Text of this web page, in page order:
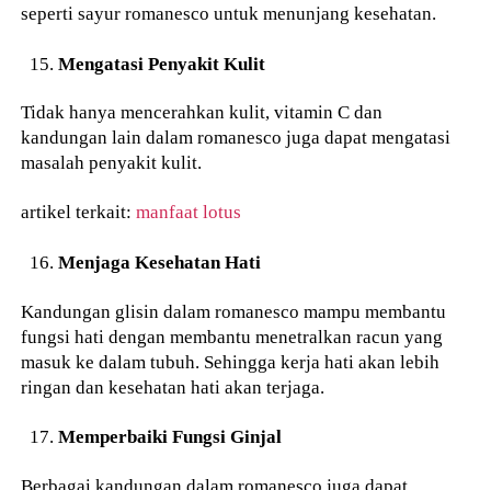
seperti sayur romanesco untuk menunjang kesehatan.
Mengatasi Penyakit Kulit
Tidak hanya mencerahkan kulit, vitamin C dan
kandungan lain dalam romanesco juga dapat mengatasi
masalah penyakit kulit.
artikel terkait:manfaat lotus
Menjaga Kesehatan Hati
Kandungan glisin dalam romanesco mampu membantu
fungsi hati dengan membantu menetralkan racun yang
masuk ke dalam tubuh. Sehingga kerja hati akan lebih
ringan dan kesehatan hati akan terjaga.
Memperbaiki Fungsi Ginjal